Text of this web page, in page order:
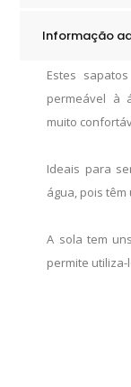
Informação
Estes
permeável à
muito
Ideais para
água, pois
A sola tem
permite